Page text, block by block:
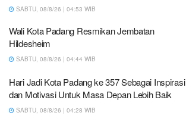
SABTU, 08/8/26 | 04:53 WIB
Wali Kota Padang Resmikan Jembatan
Hildesheim
SABTU, 08/8/26 | 04:44 WIB
Hari Jadi Kota Padang ke 357 Sebagai Inspirasi
dan Motivasi Untuk Masa Depan Lebih Baik
SABTU, 08/8/26 | 04:28 WIB